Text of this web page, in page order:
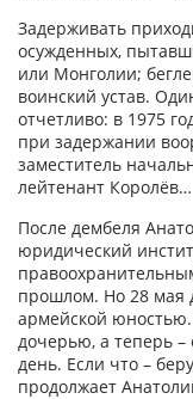
Задерживать
осужденных,
или Монголии;
воинский устав.
отчетливо: в 1975
при задержании
заместитель
лейтенант Королёв…
После дембеля
юридический
прошлом. Но 28 мая
армейской
дочерью, а теперь
день. Если что –
продолжает